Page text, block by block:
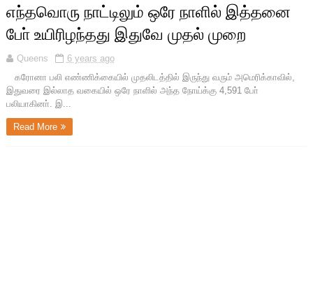
எந்தவொரு நாட்டிலும் ஒரே நாளில் இத்தனை
போ் உயிரிழந்தது இதுவே முதல் முறை
Queens
6 years ago
கரோனா பலி எண்ணிக்கையில் முதலிடத்தில் இருந்து வரும் அமெரிக்காவில்,
இதுவரை இல்லாத வகையில் ஒரே நாளில் அந்த நோய்க்கு 4,591 போ்
பலியாகினா். இ...
Read More